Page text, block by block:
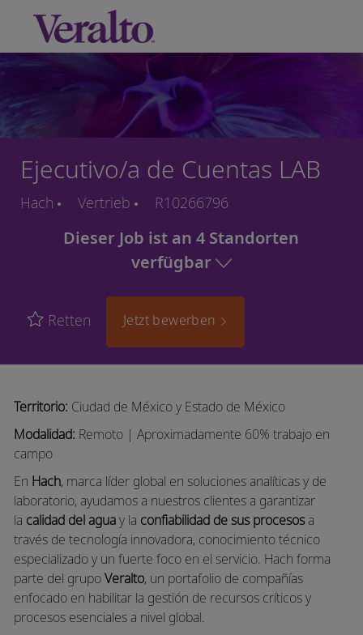
Skip to main content
-
Ejecutivo/a de Cuentas LAB
Hach Vertrieb R10266796
Dieser Job ist an 4 Standorten
verfügbar
Retten Jetzt bewerben
Territorio: Ciudad de México y Estado de México
Modalidad: Remoto | Aproximadamente 60% trabajo en
campo
En Hach, marca líder global en soluciones analíticas y de
laboratorio, ayudamos a nuestros clientes a garantizar
la calidad del aguay la confiabilidad de sus procesosa
través de tecnología innovadora, conocimiento técnico
especializado y un fuerte foco en el servicio. Hach forma
parte del grupoVeralto, un portafolio de compañías
enfocado en habilitar la gestión de recursos críticos y
procesos esenciales a nivel global.